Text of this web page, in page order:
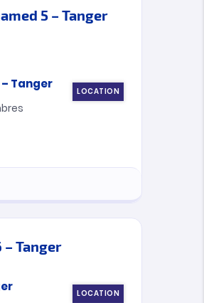
5 – Tanger
LOCATION
– Tanger
LOCATION